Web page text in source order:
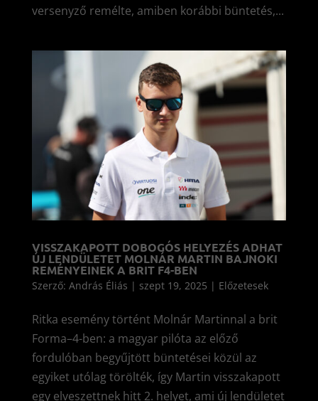
versenyző remélte, amiben korábbi büntetés,...
VISSZAKAPOTT DOBOGÓS HELYEZÉS ADHAT
ÚJ LENDÜLETET MOLNÁR MARTIN BAJNOKI
REMÉNYEINEK A BRIT F4-BEN
Szerző: András Éliás | szept 19, 2025 | Előzetesek
Ritka esemény történt Molnár Martinnal a brit
Forma–4-ben: a magyar pilóta az előző
fordulóban begyűjtött büntetései közül az
egyiket utólag törölték, így Martin visszakapott
egy elveszettnek hitt 2. helyet, ami új lendületet